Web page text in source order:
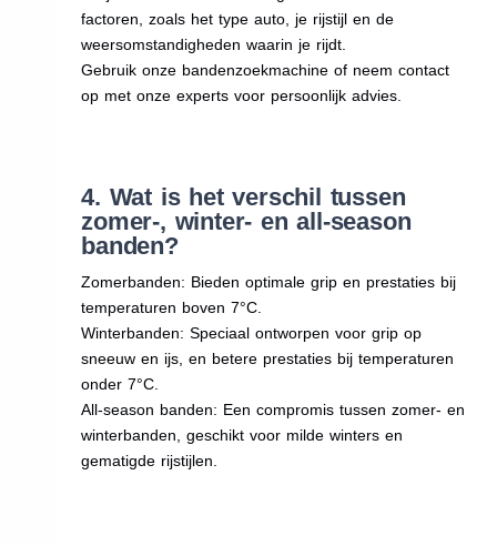
factoren, zoals het type auto, je rijstijl en de
weersomstandigheden waarin je rijdt.
Gebruik onze bandenzoekmachine of neem contact
op met onze experts voor persoonlijk advies.
4. Wat is het verschil tussen
zomer-, winter- en all-season
banden?
Zomerbanden: Bieden optimale grip en prestaties bij
temperaturen boven 7°C.
Winterbanden: Speciaal ontworpen voor grip op
sneeuw en ijs, en betere prestaties bij temperaturen
onder 7°C.
All-season banden: Een compromis tussen zomer- en
winterbanden, geschikt voor milde winters en
gematigde rijstijlen.